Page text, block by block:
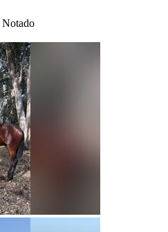
Notado